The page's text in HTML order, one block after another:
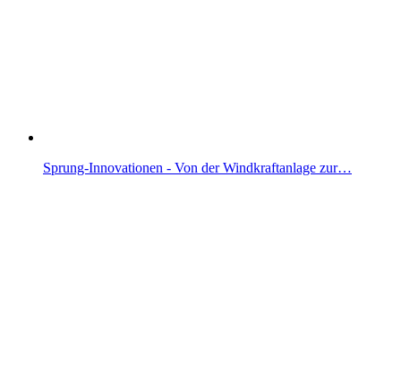
Sprung-Innovationen - Von der Windkraftanlage zur…